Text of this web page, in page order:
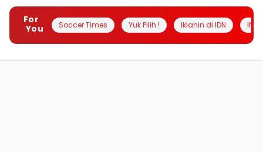
For
You
Soccer Times Yuk Pilih ! Iklanin di IDN